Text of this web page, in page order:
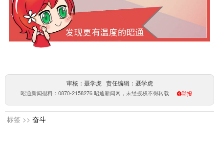
审核：聂学虎 责任编辑：聂学虎
昭通新闻报料：0870-2158276 昭通新闻网，未经授权不得转载 举报
标签 >> 奋斗